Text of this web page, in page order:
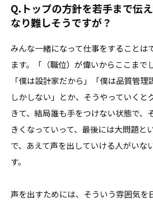
Q.トップの方針を若手まで伝
なり難しそうですが？
みんな一緒になって仕事をすることは
ます。「（職位）が偉いからここまで
「僕は設計家だから」「僕は品質管
しかしない」とか、そうやっていくと
きて、結局誰も手をつけない状態で、
きくなっていって、最後には大問題と
で、あえて声を出していける人がいな
す。
声を出すためには、そういう雰囲気を